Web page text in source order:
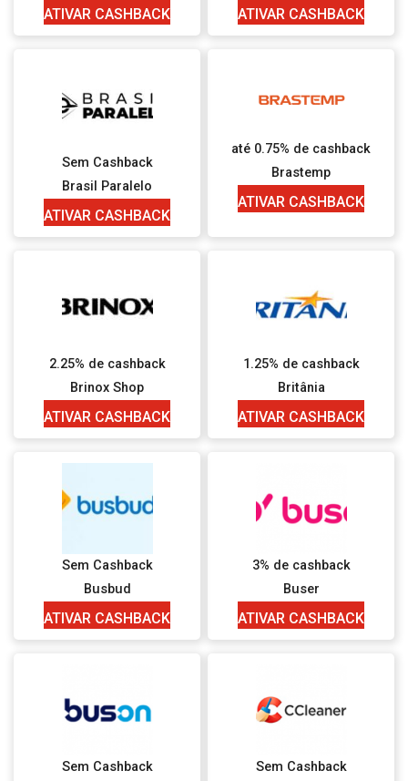
ATIVAR CASHBACK ATIVAR CASHBACK
Sem Cashback
Brasil Paralelo
ATIVAR CASHBACK
até 0.75% de cashback
Brastemp
ATIVAR CASHBACK
2.25% de cashback
Brinox Shop
ATIVAR CASHBACK
1.25% de cashback
Britânia
ATIVAR CASHBACK
Sem Cashback
Busbud
ATIVAR CASHBACK
3% de cashback
Buser
ATIVAR CASHBACK
Sem Cashback
Sem Cashback